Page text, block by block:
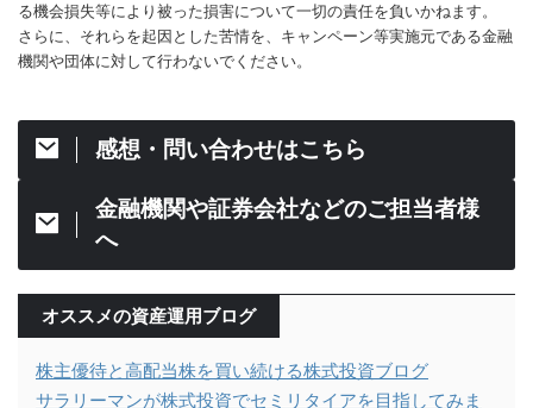
る機会損失等により被った損害について一切の責任を負いかねます。
さらに、それらを起因とした苦情を、キャンペーン等実施元である金融
機関や団体に対して行わないでください。
感想・問い合わせはこちら
金融機関や証券会社などのご担当者様
へ
オススメの資産運用ブログ
株主優待と高配当株を買い続ける株式投資ブログ
サラリーマンが株式投資でセミリタイアを目指してみま